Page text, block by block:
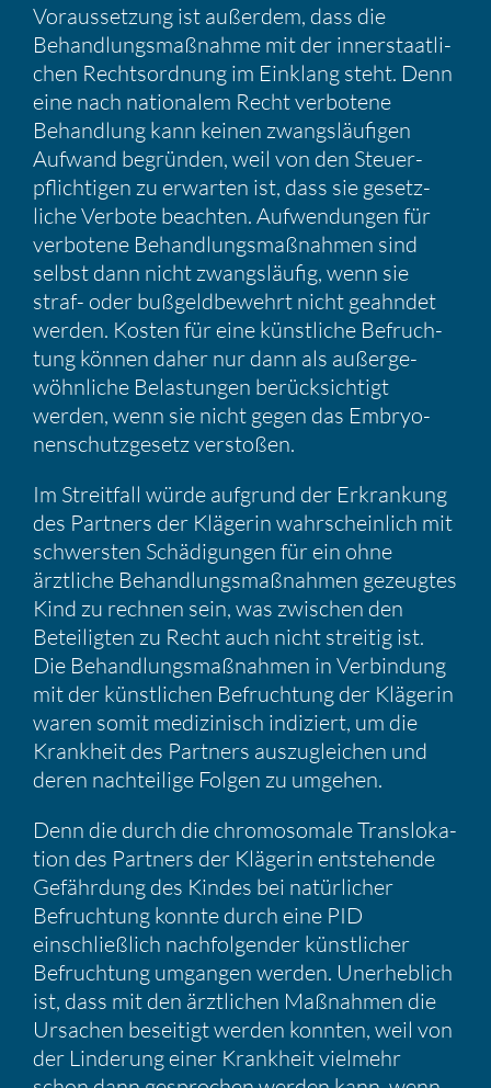
Voraus­set­zung ist außerdem, dass die
Behand­lungs­maß­nahme mit der inner­staat­li­
chen Rechts­ord­nung im Einklang steht. Denn
eine nach natio­nalem Recht verbo­tene
Behand­lung kann keinen zwangs­läu­figen
Aufwand begründen, weil von den Steuer­
pflich­tigen zu erwarten ist, dass sie gesetz­
liche Verbote beachten. Aufwen­dungen für
verbo­tene Behand­lungs­maß­nahmen sind
selbst dann nicht zwangs­läufig, wenn sie
straf- oder bußgeld­be­wehrt nicht geahndet
werden. Kosten für eine künst­liche Befruch­
tung können daher nur dann als außer­ge­
wöhn­liche Belas­tungen berück­sich­tigt
werden, wenn sie nicht gegen das Embryo­
nen­schutz­ge­setz verstoßen.
Im Streit­fall würde aufgrund der Erkran­kung
des Partners der Klägerin wahrschein­lich mit
schwersten Schädi­gungen für ein ohne
ärztliche Behand­lungs­maß­nahmen gezeugtes
Kind zu rechnen sein, was zwischen den
Betei­ligten zu Recht auch nicht streitig ist.
Die Behand­lungs­maß­nahmen in Verbin­dung
mit der künst­li­chen Befruch­tung der Klägerin
waren somit medizi­nisch indiziert, um die
Krank­heit des Partners auszu­glei­chen und
deren nachtei­lige Folgen zu umgehen.
Denn die durch die chromo­so­male Trans­lo­ka­
tion des Partners der Klägerin entste­hende
Gefähr­dung des Kindes bei natür­li­cher
Befruch­tung konnte durch eine PID
einschließ­lich nachfol­gender künst­li­cher
Befruch­tung umgangen werden. Unerheb­lich
ist, dass mit den ärztli­chen Maßnahmen die
Ursachen besei­tigt werden konnten, weil von
der Linde­rung einer Krank­heit vielmehr